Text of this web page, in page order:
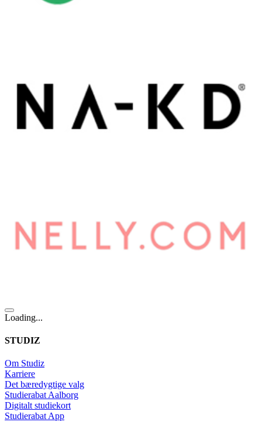
Loading...
STUDIZ
Om Studiz
Karriere
Det bæredygtige valg
Studierabat Aalborg
Digitalt studiekort
Studierabat App